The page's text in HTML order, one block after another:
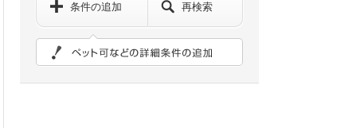
条件の追加 再検索